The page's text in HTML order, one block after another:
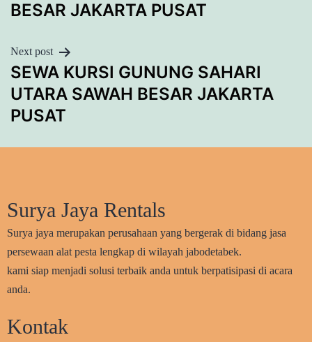
BESAR JAKARTA PUSAT
Next post
SEWA KURSI GUNUNG SAHARI
UTARA SAWAH BESAR JAKARTA
PUSAT
Surya Jaya Rentals
Surya jaya merupakan perusahaan yang bergerak di bidang jasa
persewaan alat pesta lengkap di wilayah jabodetabek.
kami siap menjadi solusi terbaik anda untuk berpatisipasi di acara
anda.
Kontak